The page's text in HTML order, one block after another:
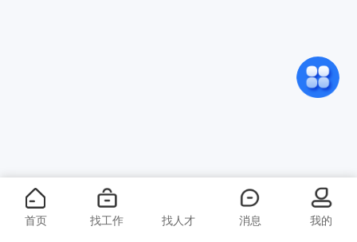
首页 找工作 找人才 消息 我的